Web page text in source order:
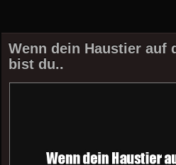
Wenn dein Haustier auf
bist du..